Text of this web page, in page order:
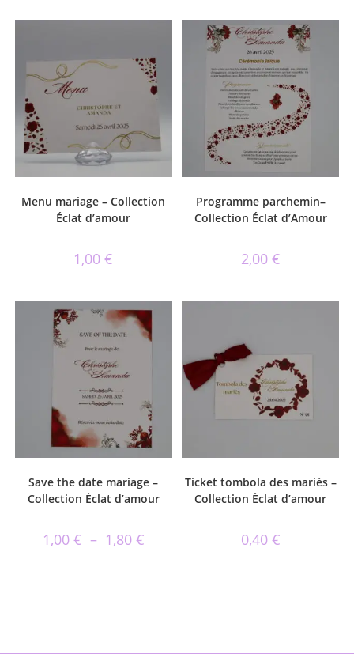
Menu mariage – Collection
Éclat d’amour
1,00€
Programme parchemin–
Collection Éclat d’Amour
2,00 €
Save the date mariage –
Collection Éclat d’amour
1,00 € – 1,80 €
Ticket tombola des mariés –
Collection Éclat d’amour
0,40 €